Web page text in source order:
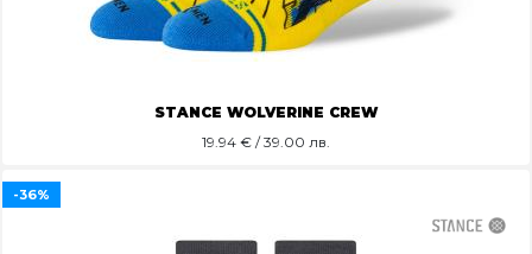
STANCE WOLVERINE CREW
19.94 € / 39.00 лв.
-36%